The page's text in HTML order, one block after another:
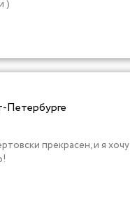
)
Петербурге
прекрасен, и я хочу